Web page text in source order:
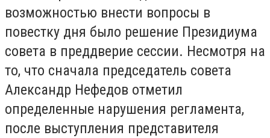
возможностью внести вопросы в
повестку дня было решение Президиума
совета в преддверие сессии. Несмотря на
то, что сначала председатель совета
Александр Нефедов отметил
определенные нарушения регламента,
после выступления представителя